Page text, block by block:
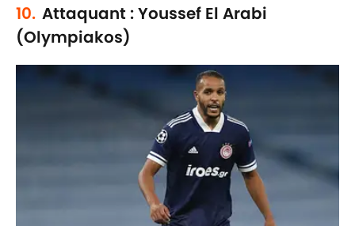
10. Attaquant : Youssef El Arabi
(Olympiakos)